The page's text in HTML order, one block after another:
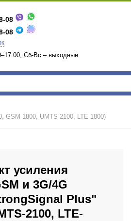
08
08
Сб-Вс – выходные
GSM-1800, UMTS-2100, LTE-1800)
усиления
и 3G/4G
Plus"
2100, LTE-